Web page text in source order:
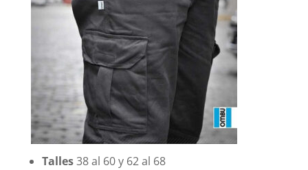
Talles38 al 60 y 62 al 68